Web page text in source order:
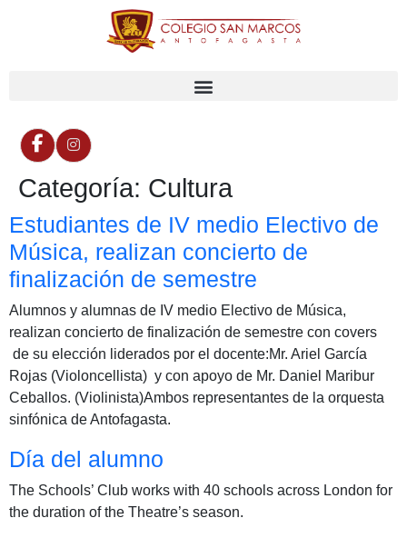
Categoría: Cultura
Estudiantes de IV medio Electivo de
Música, realizan concierto de
finalización de semestre
Alumnos y alumnas de IV medio Electivo de Música,
realizan concierto de finalización de semestre con covers
de su elección liderados por el docente:Mr. Ariel García
Rojas (Violoncellista) y con apoyo de Mr. Daniel Maribur
Ceballos. (Violinista)Ambos representantes de la orquesta
sinfónica de Antofagasta.
Día del alumno
The Schools’ Club works with 40 schools across London for
the duration of the Theatre’s season.